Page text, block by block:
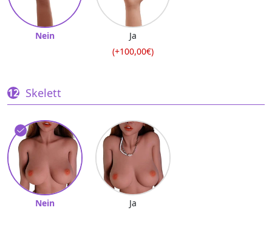
Nein
Ja
(+100,00€)
Skelett
Nein Ja